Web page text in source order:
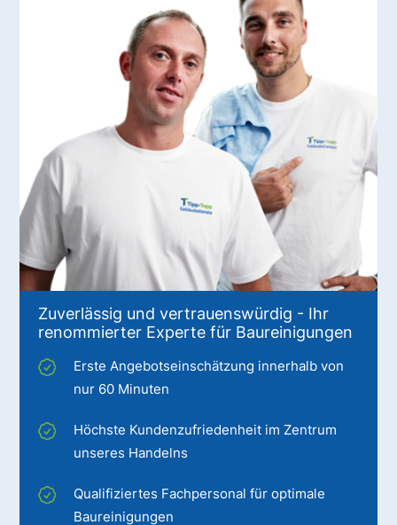
Zuverlässig und vertrauenswürdig - Ihr
renommierter Experte für Baureinigungen
Erste Angebotseinschätzung innerhalb von
nur 60 Minuten
Höchste Kundenzufriedenheit im Zentrum
unseres Handelns
Qualifiziertes Fachpersonal für optimale
Baureinigungen